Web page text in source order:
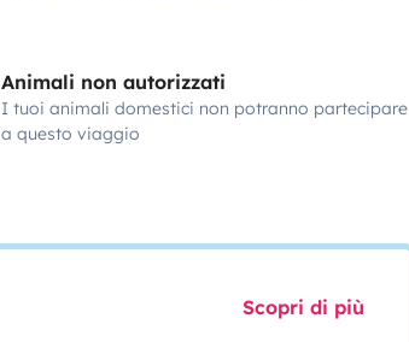
Animali non autorizzati
I tuoi animali domestici non potranno partecipare
a questo viaggio
Scopri di più